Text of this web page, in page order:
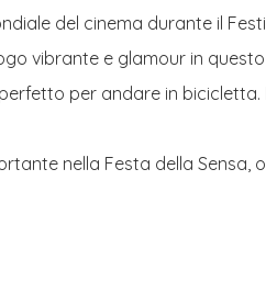
del cinema durante il
vibrante e glamour in
per andare in
nella Festa della